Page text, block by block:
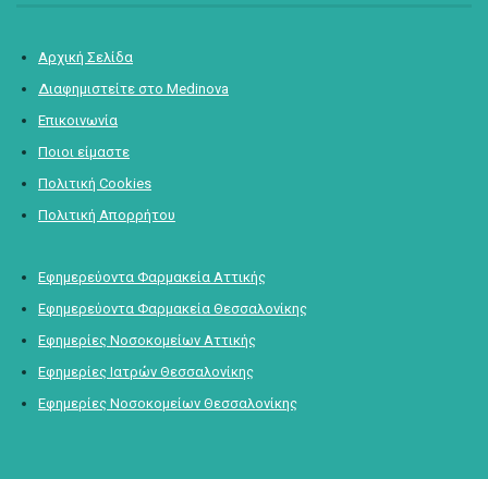
Αρχική Σελίδα
Διαφημιστείτε στο Medinova
Επικοινωνία
Ποιοι είμαστε
Πολιτική Cookies
Πολιτική Απορρήτου
Εφημερεύοντα Φαρμακεία Αττικής
Εφημερεύοντα Φαρμακεία Θεσσαλονίκης
Εφημερίες Νοσοκομείων Αττικής
Εφημερίες Ιατρών Θεσσαλονίκης
Εφημερίες Νοσοκομείων Θεσσαλονίκης